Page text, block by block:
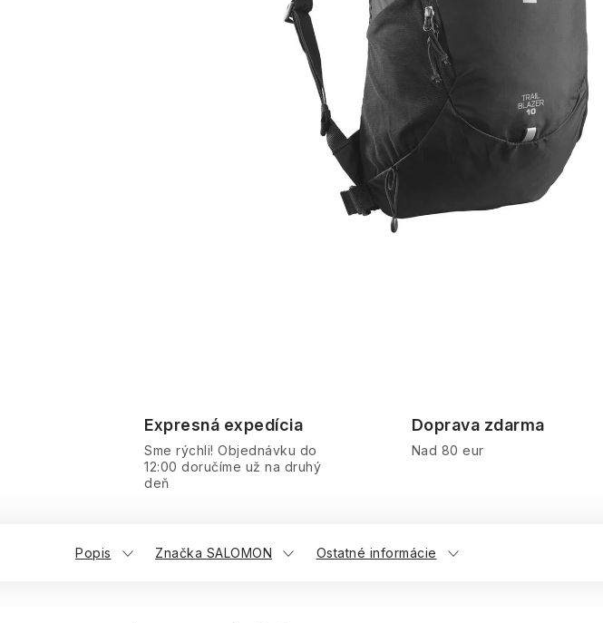
Expresná expedícia
Sme rýchli! Objednávku do
12:00 doručíme už na druhý
deň
Doprava zdarma
Nad 80 eur
Popis Značka SALOMON Ostatné informácie